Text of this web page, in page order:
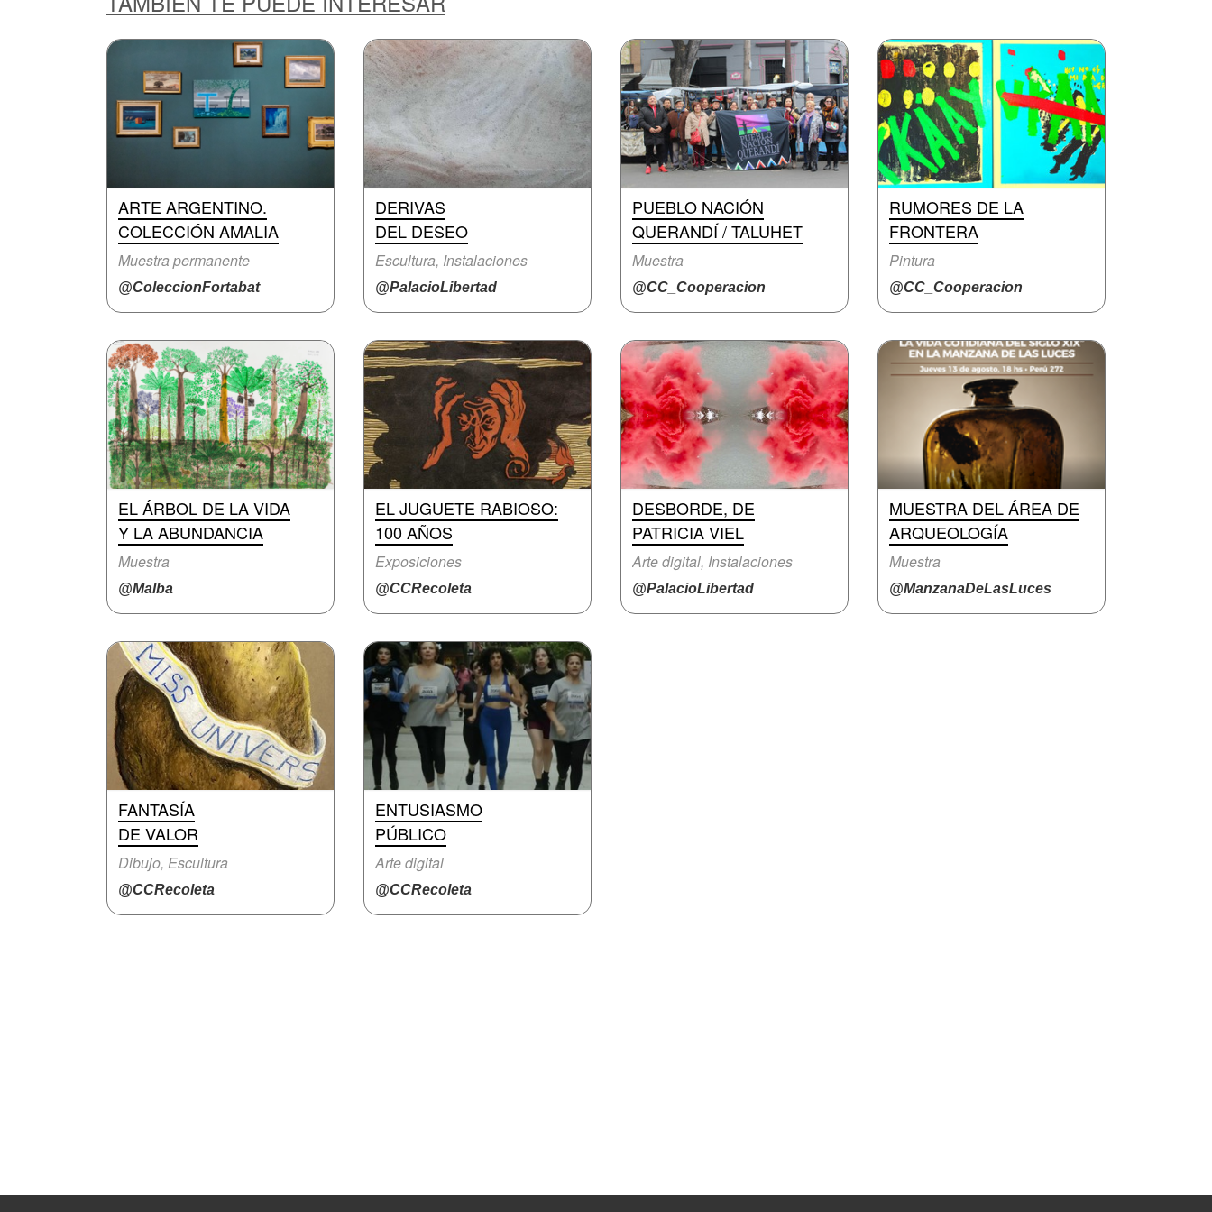
ARTE ARGENTINO.
COLECCIÓN AMALIA
Muestra permanente
@ColeccionFortabat
DERIVAS
DEL DESEO
Escultura, Instalaciones
@PalacioLibertad
PUEBLO NACIÓN
QUERANDÍ / TALUHET
Muestra
@CC_Cooperacion
RUMORES DE LA
FRONTERA
Pintura
@CC_Cooperacion
EL ÁRBOL DE LA VIDA
Y LA ABUNDANCIA
Muestra
@Malba
EL JUGUETE RABIOSO:
100 AÑOS
Exposiciones
@CCRecoleta
DESBORDE, DE
PATRICIA VIEL
Arte digital, Instalaciones
@PalacioLibertad
MUESTRA DEL ÁREA DE
ARQUEOLOGÍA
Muestra
@ManzanaDeLasLuces
FANTASÍA
DE VALOR
Dibujo, Escultura
@CCRecoleta
ENTUSIASMO
PÚBLICO
Arte digital
@CCRecoleta